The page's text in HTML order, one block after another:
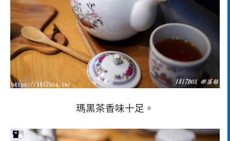
瑪黑茶香味十足。